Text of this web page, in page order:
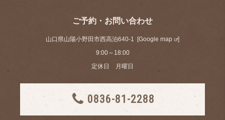
ご予約・お問い合わせ
山口県山陽小野田市西高泊640-1 [Google map
]
9:00～18:00
定休日 月曜日
0836-81-2288